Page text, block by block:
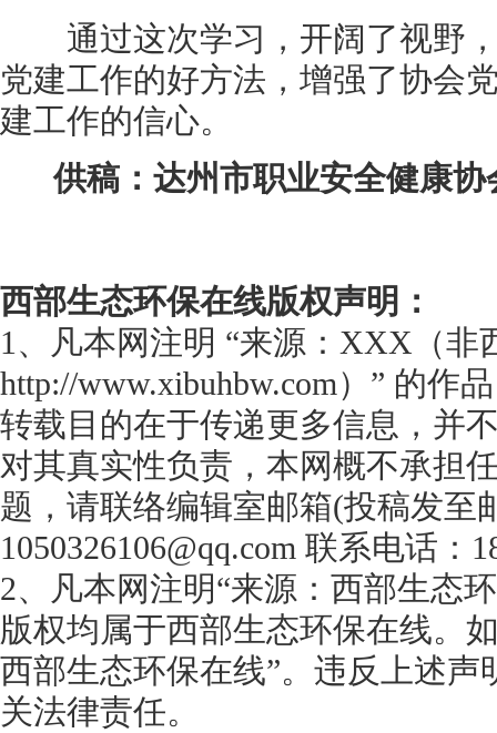
通过这次学习，开阔了视野，
党建工作的好方法，增强了协会
建工作的信心。
供稿：达州市职业安全健康协
西部生态环保在线版权声明：
1、凡本网注明 “来源：XXX（非
http://www.xibuhbw.com）” 的作
转载目的在于传递更多信息，并
对其真实性负责，本网概不承担
题，请联络编辑室邮箱(投稿发至
1050326106@qq.com 联系电话：
2、凡本网注明“来源：西部生态
版权均属于西部生态环保在线。
西部生态环保在线”。违反上述声
关法律责任。